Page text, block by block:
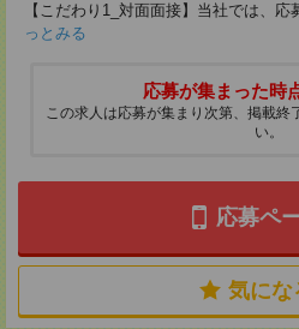
【こだわり1_対面面接】当社では、
っとみる
応募が集まった時
この求人は応募が集まり次第、掲載終
い。
応募ペ
気にな